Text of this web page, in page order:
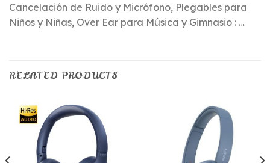
Cancelación de Ruido y Micrófono, Plegables para
Niños y Niñas, Over Ear para Música y Gimnasio : …
RELATED PRODUCTS